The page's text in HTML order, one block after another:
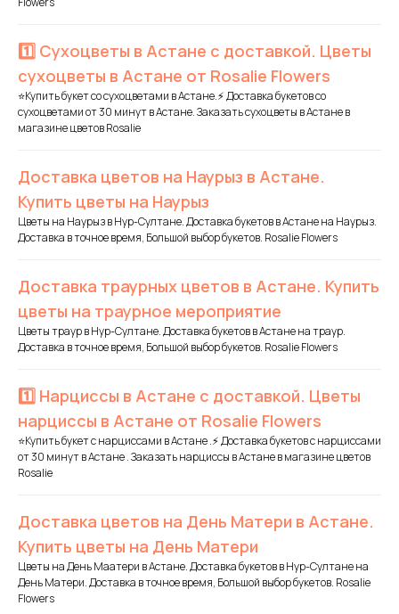
1️⃣ Сухоцветы в Астане с доставкой. Цветы
сухоцветы в Астане от Rosalie Flowers
⭐Купить букет со сухоцветами в Астане.⚡ Доставка букетов со
сухоцветами от 30 минут в Астане. Заказать сухоцветы в Астане в
магазине цветов Rosalie
Доставка цветов на Наурыз в Астане.
Купить цветы на Наурыз
Цветы на Наурыз в Нур-Султане. Доставка букетов в Астане на Наурыз.
Доставка в точное время, Большой выбор букетов. Rosalie Flowers
Доставка траурных цветов в Астане. Купить
цветы на траурное мероприятие
Цветы траур в Нур-Султане. Доставка букетов в Астане на траур.
Доставка в точное время, Большой выбор букетов. Rosalie Flowers
1️⃣ Нарциссы в Астане с доставкой. Цветы
нарциссы в Астане от Rosalie Flowers
⭐Купить букет с нарциссами в Астане .⚡ Доставка букетов с нарциссами
от 30 минут в Астане . Заказать нарциссы в Астане в магазине цветов
Rosalie
Доставка цветов на День Матери в Астане.
Купить цветы на День Матери
Цветы на День Маатери в Астане. Доставка букетов в Нур-Султане на
День Матери. Доставка в точное время, Большой выбор букетов. Rosalie
Flowers